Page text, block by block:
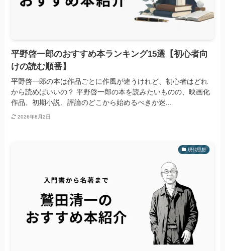
平野啓一郎のおすすめ本ランキング15選【初心者向
けの読む順番】
平野啓一郎の本は作品ごとに作風が違うけれど、初心者はどれ
から読めばいいの？ 平野啓一郎の本を読みたいものの、映画化
作品、初期小説、評論のどこから始めるべきか迷...
2026年8月2日
現代思想